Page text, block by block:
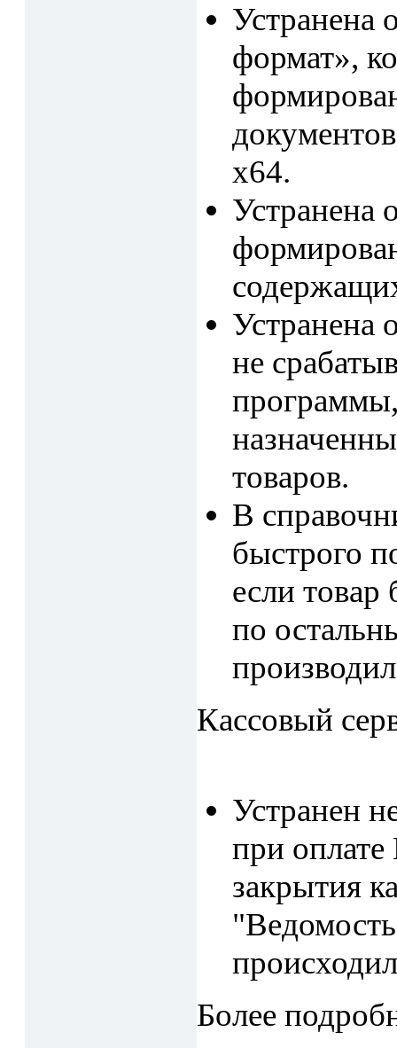
Устранена
формат»,
x64.
Устранена
Устранена
не
товаров.
В
быстрого
если
по
Кассовый
Устранен
при
закрытия
Более